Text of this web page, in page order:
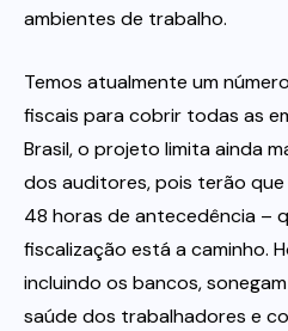
ambientes de trabalho.
Temos atualmente um
fiscais para cobrir todas as
Brasil, o projeto limita ainda
dos auditores, pois terão
48 horas de antecedência –
fiscalização está a caminho.
incluindo os bancos,
saúde dos trabalhadores e